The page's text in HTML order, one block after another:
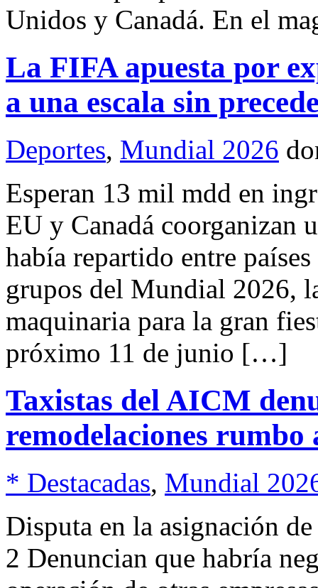
Unidos y Canadá. En el
La FIFA apuesta por
a una escala sin
Deportes, Mundial 2026
Esperan 13 mil mdd en
EU y Canadá coorganizan
había repartido entre
grupos del Mundial 2026,
maquinaria para la gran
próximo 11 de junio […]
Taxistas del AICM
remodelaciones
* Destacadas, Mundial
Disputa en la asignación
2 Denuncian que habría